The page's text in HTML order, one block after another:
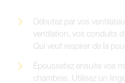
Débutez par vos
ventilation, vos conduits
Qui veut respirer de la
Époussetez ensuite vos
chambres. Utilisez un